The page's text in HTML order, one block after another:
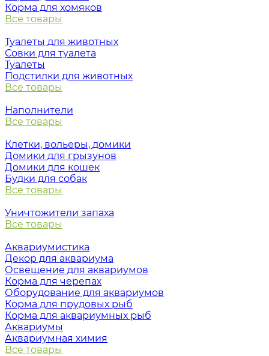
Корма для хомяков
Все товары
Туалеты для животных
Совки для туалета
Туалеты
Подстилки для животных
Все товары
Наполнители
Все товары
Клетки, вольеры, домики
Домики для грызунов
Домики для кошек
Будки для собак
Все товары
Уничтожители запаха
Все товары
Аквариумистика
Декор для аквариума
Освещение для аквариумов
Корма для черепах
Оборудование для аквариумов
Корма для прудовых рыб
Корма для аквариумных рыб
Аквариумы
Аквариумная химия
Все товары